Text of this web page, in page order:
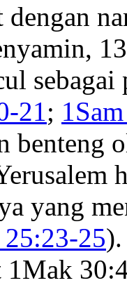
dengan
21 ;
benteng
yang
25